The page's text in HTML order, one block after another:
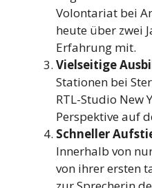
Volontariat bei
heute über zwei
Erfahrung mit.
Vielseitige
Stationen bei
RTL-Studio New
Perspektive auf
Schneller
Innerhalb von
von ihrer ersten